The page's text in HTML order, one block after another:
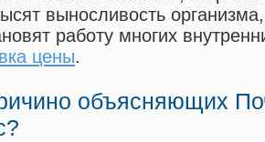
выносливость
работу многих
цены.
объясняющих